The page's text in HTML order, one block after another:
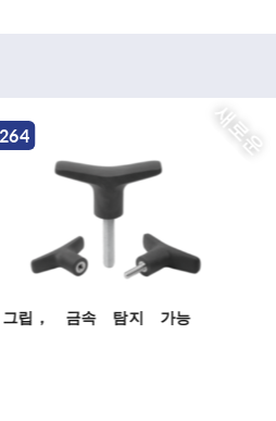
새로운
, 시각적 탐지 가능